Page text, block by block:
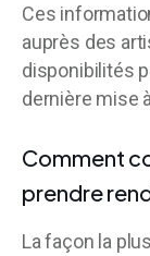
Ces
auprès des
disponibilités
dernière mise
Comment
prendre
La façon la